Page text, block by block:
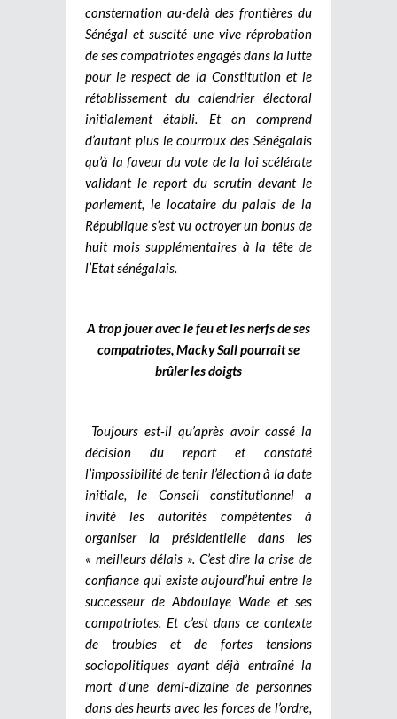
consternation au-delà des frontières du
Sénégal et suscité une vive réprobation
de ses compatriotes engagés dans la lutte
pour le respect de la Constitution et le
rétablissement du calendrier électoral
initialement établi. Et on comprend
d’autant plus le courroux des Sénégalais
qu’à la faveur du vote de la loi scélérate
validant le report du scrutin devant le
parlement, le locataire du palais de la
République s’est vu octroyer un bonus de
huit mois supplémentaires à la tête de
l’Etat sénégalais.
A trop jouer avec le feu et les nerfs de ses
compatriotes, Macky Sall pourrait se
brûler les doigts
Toujours est-il qu’après avoir cassé la
décision du report et constaté
l’impossibilité de tenir l’élection à la date
initiale, le Conseil constitutionnel a
invité les autorités compétentes à
organiser la présidentielle dans les
« meilleurs délais ». C’est dire la crise de
confiance qui existe aujourd’hui entre le
successeur de Abdoulaye Wade et ses
compatriotes. Et c’est dans ce contexte
de troubles et de fortes tensions
sociopolitiques ayant déjà entraîné la
mort d’une demi-dizaine de personnes
dans des heurts avec les forces de l’ordre,